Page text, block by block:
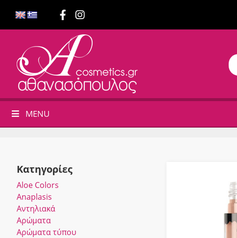
MENU
Κατηγορίες
Αloe Colors
Anaplasis
Αντηλιακά
Αρώματα
Αρώματα τύπου